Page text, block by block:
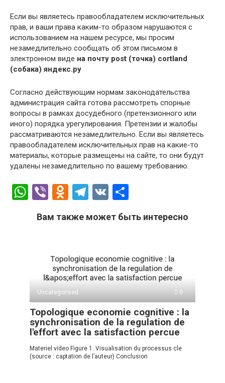
Если вы являетесь правообладателем исключительных
прав, и ваши права каким-то образом нарушаются с
использованием на нашем ресурсе, мы просим
незамедлительно сообщать об этом письмом в
электронном виде на почту post (точка) cortland
(собака) яндекс.ру
Согласно действующим нормам законодательства
администрация сайта готова рассмотреть спорные
вопросы в рамках досудебного (претензионного или
иного) порядка урегулирования. Претензии и жалобы
рассматриваются незамедлительно. Если вы являетесь
правообладателем исключительных прав на какие-то
материалы, которые размещены на сайте, то они будут
удалены незамедлительно по вашему требованию.
W
at
p
Vi
er
O
n
kl
a
ss
ni
ki
T
e
a
m
V
п
а
в
и
ть
Вам также может быть интересно
Uncategorised 0
Topologique economie cognitive : la
synchronisation de la regulation de
l'effort avec la satisfaction percue
Materiel video Figure 1. Visualisation du processus cle
(source : captation de l’auteur) Conclusion